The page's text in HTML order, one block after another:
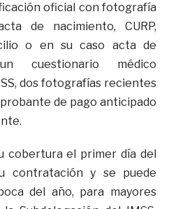
oficial con fotografía
de nacimiento, CURP,
o en su caso acta de
cuestionario médico
dos fotografías recientes
de pago anticipado
cobertura el primer día del
contratación y se puede
del año, para mayores